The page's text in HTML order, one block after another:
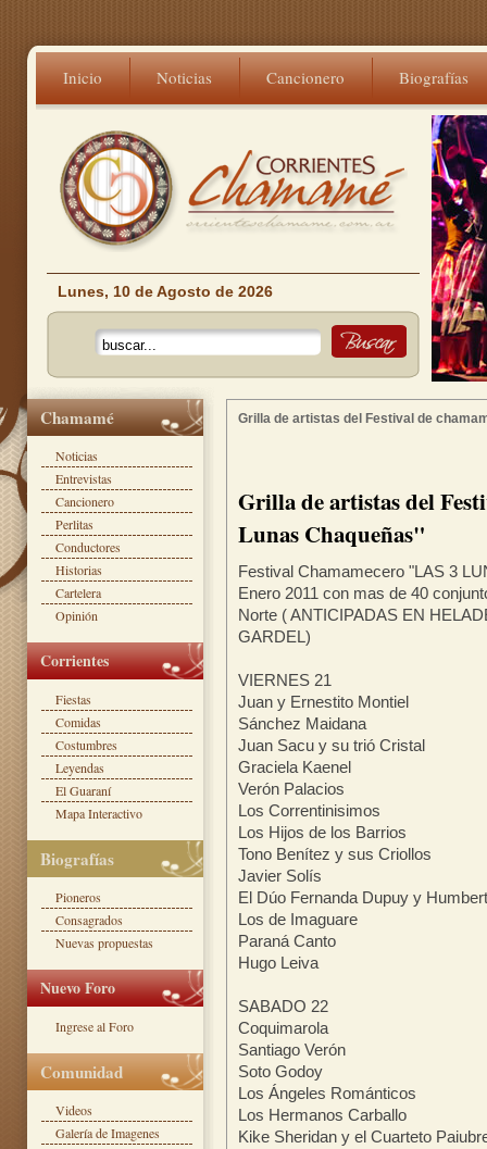
Inicio Noticias Cancionero Biografías
Lunes, 10 de Agosto de 2026
Grilla de artistas del Festival de
Grilla de artistas del
Lunas Chaqueñas"
Festival Chamamecero "LAS 3
Enero 2011 con mas de 40
Norte ( ANTICIPADAS EN
GARDEL)
VIERNES 21
Juan y Ernestito Montiel
Sánchez Maidana
Juan Sacu y su trió Cristal
Graciela Kaenel
Verón Palacios
Los Correntinisimos
Los Hijos de los Barrios
Tono Benítez y sus Criollos
Javier Solís
El Dúo Fernanda Dupuy y
Los de Imaguare
Paraná Canto
Hugo Leiva
SABADO 22
Coquimarola
Santiago Verón
Soto Godoy
Los Ángeles Románticos
Los Hermanos Carballo
Kike Sheridan y el Cuarteto
Chamamé
Noticias
Entrevistas
Cancionero
Perlitas
Conductores
Historias
Cartelera
Opinión
Corrientes
Fiestas
Comidas
Costumbres
Leyendas
El Guaraní
Mapa Interactivo
Biografías
Pioneros
Consagrados
Nuevas propuestas
Nuevo Foro
Ingrese al Foro
Comunidad
Videos
Galería de Imagenes